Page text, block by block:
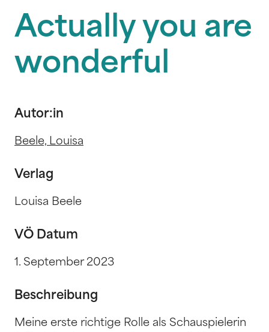
Actually you are
wonderful
Autor:in
Beele, Louisa
Verlag
Louisa Beele
VÖ Datum
1. September 2023
Beschreibung
Meine erste richtige Rolle als Schauspielerin